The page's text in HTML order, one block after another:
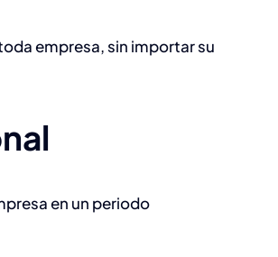
empresa, sin importar su
en un periodo
como líder de área
Capital Humano